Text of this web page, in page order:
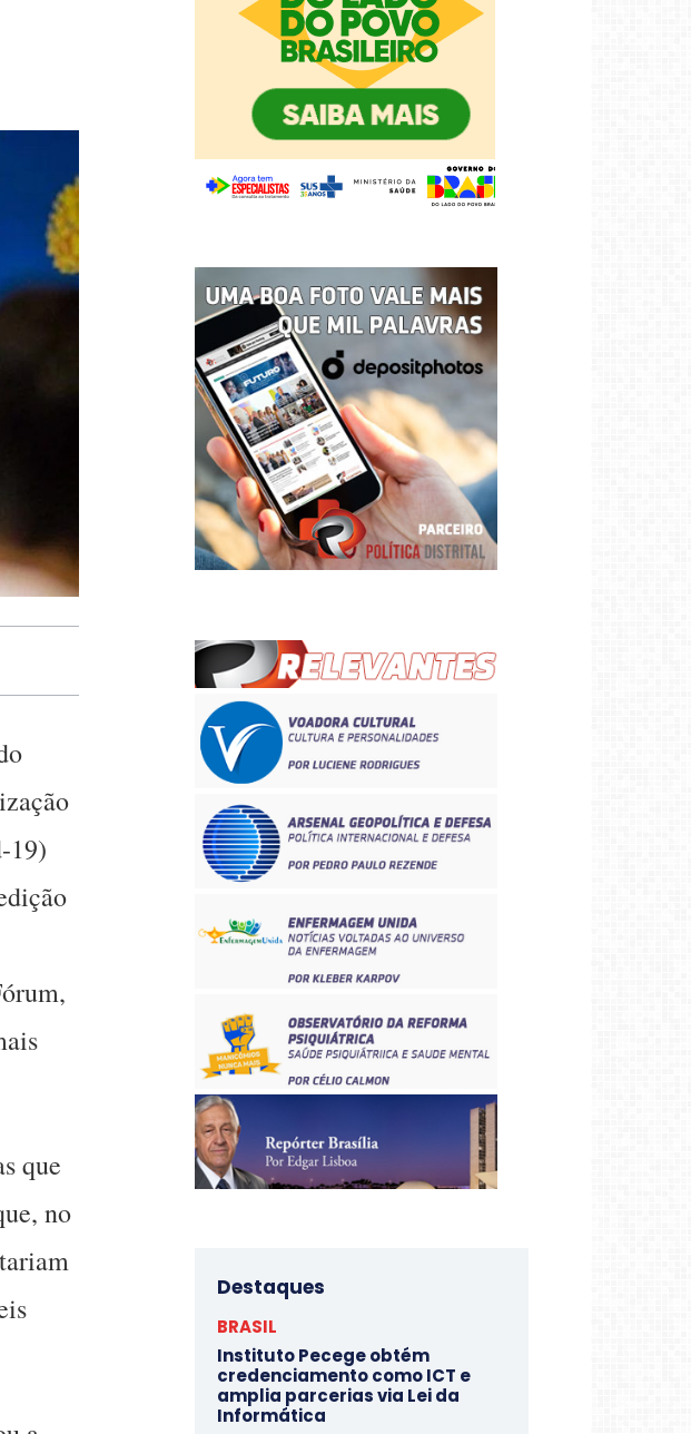
19)
que
no
Destaques
BRASIL
Instituto Pecege obtém
credenciamento como ICT e
amplia parcerias via Lei da
Informática